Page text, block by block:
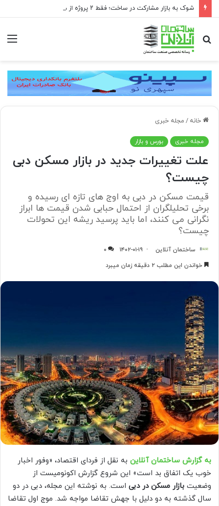
جستجو
برای
خانه / مجله خبری
مجله خبری بورس و بازار
علت تغییرات جدید در بازار مسکن دبی
چیست؟
قیمت مسکن در دبی به اوج های تازه ای رسیده و
برخی تحلیلگران از احتمال حبابی شدن قیمت ها ابراز
نگرانی می کنند، اما باید پرسید ریشه این تحولات
چیست؟
ساختمان آنلاین ۱۴۰۲-۰۱-۱۹
۰
خواندن این مطلب ۲ دقیقه زمان میبرد
به گزارش ساختمان آنلاین به نقل از فردای اقتصاد، «وفور اخبار
خوب یک اتفاق بد است» این شروع گزارش اکونومیست از
وضعیت بازار مسکن در دبی است. به نوشته این مجله، دبی در دو
سال گذشته به دو دلیل با جهش تقاضا مواجه شد. موج اول تقاضا